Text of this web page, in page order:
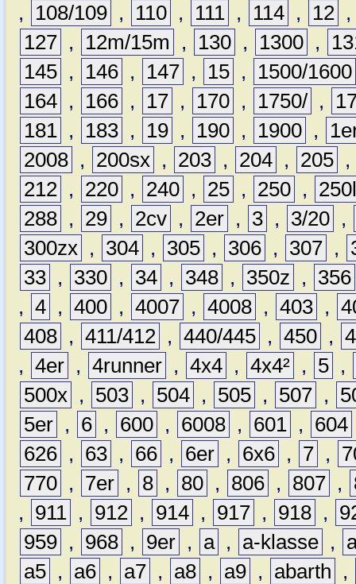
,
108/109 , 110 , 111 , 114 , 12
127 , 12m/15m , 130 , 1300 ,
145 , 146 , 147 , 15 ,
1500/1600
164 , 166 , 17 , 170 , 1750/ ,
181 , 183 , 19 , 190 , 1900 ,
2008 , 200sx , 203 , 204 , 205 ,
212 , 220 , 240 , 25 , 250 ,
288 , 29 , 2cv , 2er , 3 , 3/20 ,
300zx , 304 , 305 , 306 , 307 ,
33 , 330 , 34 , 348 , 350z ,
356
, 4 , 400 , 4007 , 4008 , 403 ,
408 , 411/412 , 440/445 , 450 ,
, 4er , 4runner , 4x4 , 4x4² , 5 ,
500x , 503 , 504 , 505 , 507 ,
5er , 6 , 600 , 6008 , 601 , 604
626 , 63 , 66 , 6er , 6x6 , 7 ,
770 , 7er , 8 , 80 , 806 , 807 ,
,
911 , 912 , 914 , 917 , 918 ,
959 , 968 , 9er , a , a-klasse ,
a5 , a6 , a7 , a8 , a9 , abarth
,